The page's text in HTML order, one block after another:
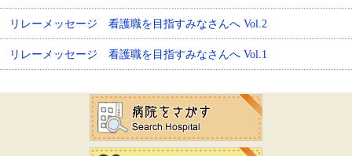
リレーメッセージ 看護職を目指すみなさんへ Vol.2
リレーメッセージ 看護職を目指すみなさんへ Vol.1